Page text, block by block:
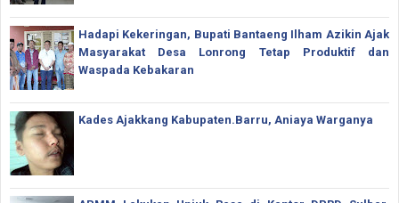
Hadapi Kekeringan, Bupati Bantaeng Ilham Azikin Ajak
Masyarakat Desa Lonrong Tetap Produktif dan
Waspada Kebakaran
Kades Ajakkang Kabupaten.Barru, Aniaya Warganya